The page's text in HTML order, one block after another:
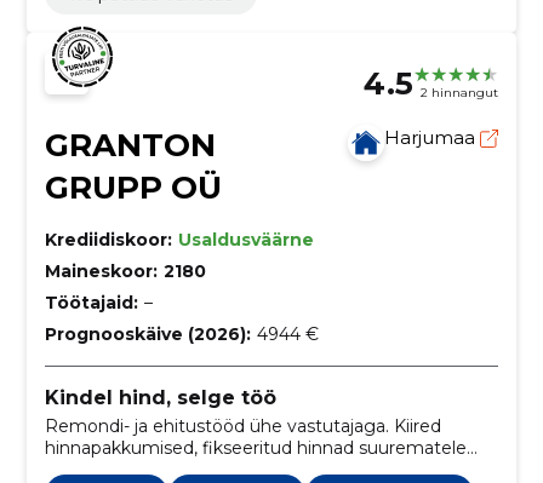
4.5 2 hinnangut
GRANTON
GRUPP OÜ
Harjumaa
Krediidiskoor: Usaldusväärne
Maineskoor: 2180
Töötajaid: –
Prognooskäive (2026): 4944 €
Kindel hind, selge töö
Remondi- ja ehitustööd ühe vastutajaga. Kiired
hinnapakkumised, fikseeritud hinnad suurematele
töödele ja lihtne broneerimine väiksemateks töödeks.